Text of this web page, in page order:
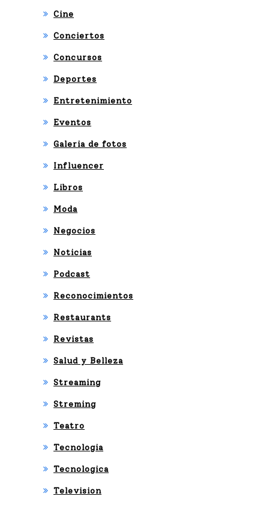
Cine
Conciertos
Concursos
Deportes
Entretenimiento
Eventos
Galeria de fotos
Influencer
Libros
Moda
Negocios
Noticias
Podcast
Reconocimientos
Restaurants
Revistas
Salud y Belleza
Streaming
Streming
Teatro
Tecnologia
Tecnologica
Television